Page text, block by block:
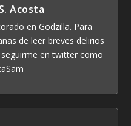
Acosta
en Godzilla. Para
de leer breves delirios
en twitter como